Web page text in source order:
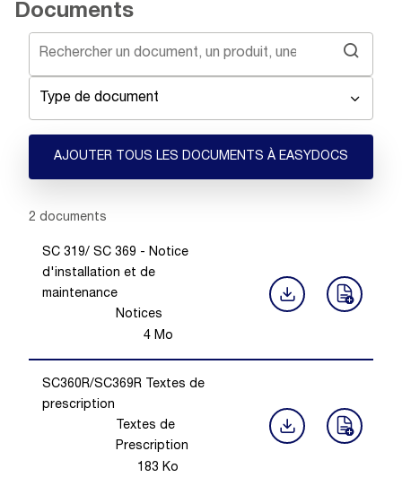
Documents
Type de document
AJOUTER TOUS LES DOCUMENTS À EASYDOCS
Showing 1 -2
2 documents
SC 319/ SC 369 - Notice
d'installation et de
maintenance
Notices
4Mo
SC360R/SC369R Textes de
prescription
Textes de
Prescription
183 Ko